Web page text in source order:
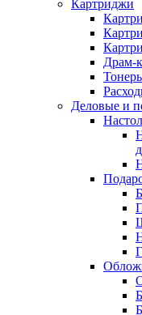
Картриджи
Драм-
Деловые и